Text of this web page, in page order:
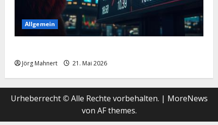
Allgemein
Jörg Mahnert 21. Mai 2026
Urheberrecht © Alle Rechte vorbehalten. | MoreNews
von AF themes.